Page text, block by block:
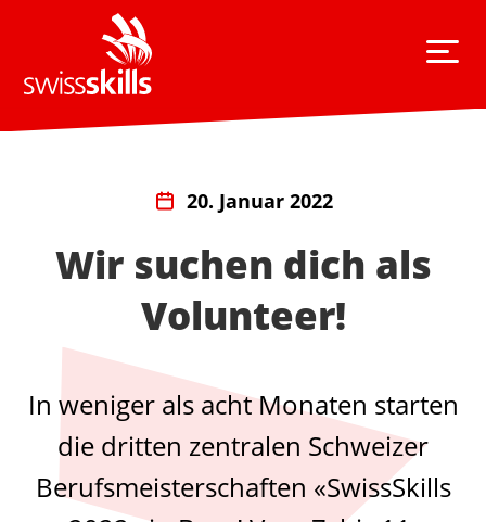
20. Januar 2022
Wir suchen dich als
Volunteer!
In weniger als acht Monaten starten
die dritten zentralen Schweizer
Berufsmeisterschaften «SwissSkills